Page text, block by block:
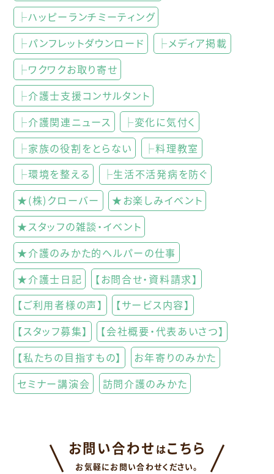
├ハッピーランチミーティング
├パンフレットダウンロード
├メディア掲載
├ワクワクお取り寄せ
├介護士支援コンサルタント
├介護関連ニュース
├変化に気付く
├家族の役割をとらない
├料理教室
├環境を整える
├生活不活発病を防ぐ
★(株)クローバー
★お楽しみイベント
★スタッフの雑談・イベント
★介護のみかた的ヘルパーの仕事
★介護士日記
【お問合せ・資料請求】
【ご利用者様の声】
【サービス内容】
【スタッフ募集】
【会社概要・代表あいさつ】
【私たちの目指すもの】
お年寄りのみかた
セミナー講演会
訪問介護のみかた
お問い合わせ はこちら
お気軽にお問い合わせください。